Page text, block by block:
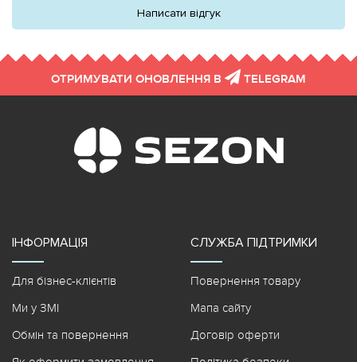
Написати відгук
ОТРИМУВАТИ ОНОВЛЕННЯ В TELEGRAM
ІНФОРМАЦІЯ
Для бізнес-клієнтів
Ми у ЗМІ
Обмін та повернення
СЛУЖБА ПІДТРИМКИ
Повернення товару
Мапа сайту
Договір оферти